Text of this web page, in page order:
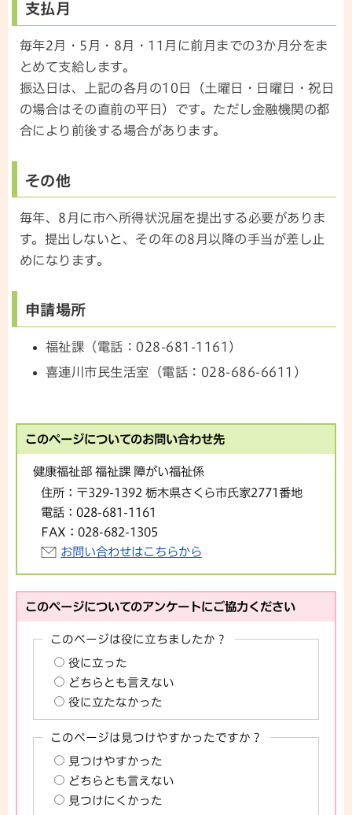
支払月
毎年2月・5月・8月・11月に前月までの3か月分をま
とめて支給します。
振込日は、上記の各月の10日（土曜日・日曜日・祝日
の場合はその直前の平日）です。ただし金融機関の都
合により前後する場合があります。
その他
毎年、8月に市へ所得状況届を提出する必要がありま
す。提出しないと、その年の8月以降の手当が差し止
めになります。
申請場所
福祉課（電話：028-681-1161）
喜連川市民生活室（電話：028-686-6611）
このページについてのお問い合わせ先
健康福祉部 福祉課 障がい福祉係
住所： 〒329-1392 栃木県さくら市氏家2771番地
電話： 028-681-1161
FAX： 028-682-1305
お問い合わせはこちらから
このページについてのアンケートにご協力ください
このページは役に立ちましたか？
役に立った
どちらとも言えない
役に立たなかった
このページは見つけやすかったですか？
見つけやすかった
どちらとも言えない
見つけにくかった